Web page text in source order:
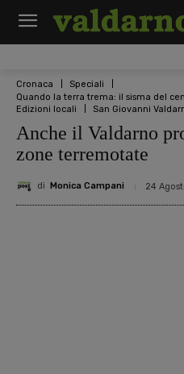
Cronaca
Speciali
Quando la terra trema: il sisma del
Edizioni locali
San Giovanni
Anche il Valdarno
zone terremotate
di Monica Campani 24